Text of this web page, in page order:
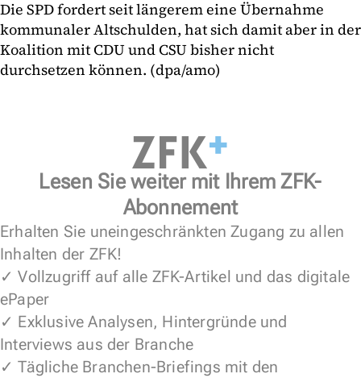
Die SPD fordert seit längerem eine Übernahme
kommunaler Altschulden, hat sich damit aber in der
Koalition mit CDU und CSU bisher nicht
durchsetzen können. (dpa/amo)
Lesen Sie weiter mit Ihrem ZFK-
Abonnement
Erhalten Sie uneingeschränkten Zugang zu allen
Inhalten der ZFK!
✓ Vollzugriff auf alle ZFK-Artikel und das digitale
ePaper
✓ Exklusive Analysen, Hintergründe und
Interviews aus der Branche
✓ Tägliche Branchen-Briefings mit den